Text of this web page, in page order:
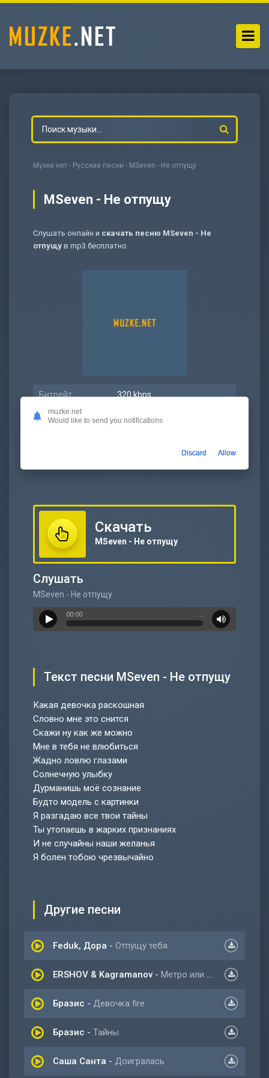
Музке.нет - Русские песни - MSeven - Не отпущу
MSeven - Не отпущу
Слушать онлайн и скачать песню MSeven - Не
отпущу в mp3 бесплатно
Битрейт: 320 kbps
Размер: 7.54 МБ
Скачать
MSeven - Не отпущу
Слушать
MSeven - Не отпущу
00:00 …
Текст песни MSeven - Не отпущу
Какая девочка раскошная
Словно мне это снится
Скажи ну как же можно
Мне в тебя не влюбиться
Жадно ловлю глазами
Солнечную улыбку
Дурманишь моё сознание
Будто модель с картинки
Я разгадаю все твои тайны
Ты утопаешь в жарких признаниях
И не случайны наши желанья
Я болен тобою чрезвычайно
Другие песни
Feduk, Дора - Отпущу тебя
ERSHOV & Kagramanov - Метро или Ламбо
Бразис - Девочка fire
Бразис - Тайны
Саша Санта - Доигралась
muzke.net
Would like to send you notifications
Discard Allow